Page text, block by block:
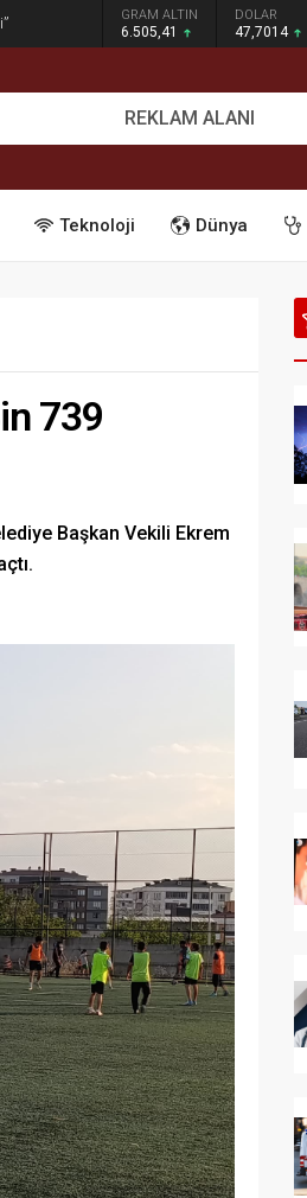
GRAM ALTIN
6.505,41
DOLAR
47,7014
REKLAM ALANI
Teknoloji Dünya
739
Başkan Vekili Ekrem